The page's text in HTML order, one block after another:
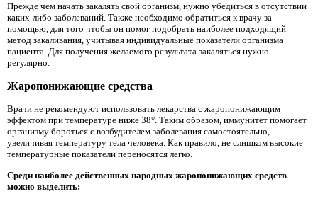
Прежде чем начать закалять свой организм, нужно убедиться в отсутствии
каких-либо заболеваний. Также необходимо обратиться к врачу за
помощью, для того чтобы он помог подобрать наиболее подходящий
метод закаливания, учитывая индивидуальные показатели организма
пациента. Для получения желаемого результата закаляться нужно
регулярно.
Жаропонижающие средства
Врачи не рекомендуют использовать лекарства с жаропонижающим
эффектом при температуре ниже 38°. Таким образом, иммунитет помогает
организму бороться с возбудителем заболевания самостоятельно,
увеличивая температуру тела человека. Как правило, не слишком высокие
температурные показатели переносятся легко.
Среди наиболее действенных народных жаропонижающих средств
можно выделить: